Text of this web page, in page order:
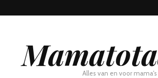
Alles van en voor mama's